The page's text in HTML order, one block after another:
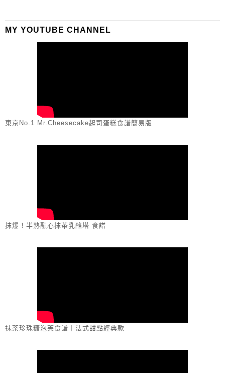
MY YOUTUBE CHANNEL
東京No.1 Mr.Cheesecake起司蛋糕食譜簡易版
抹爆！半熟融心抹茶乳酪塔 食譜
抹茶珍珠糖泡芙食譜｜法式甜點經典款